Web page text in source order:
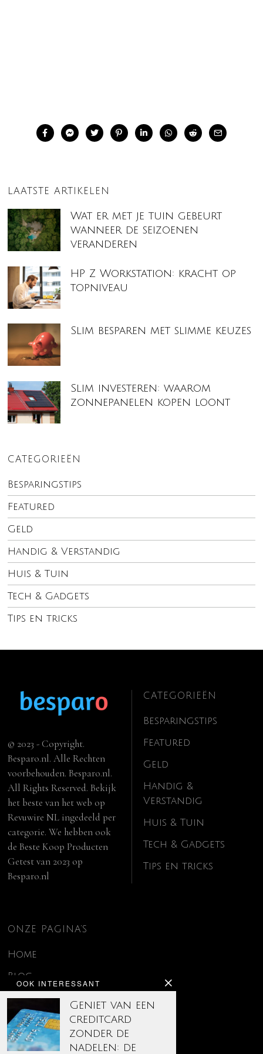
LAATSTE ARTIKELEN
Wat er met je tuin gebeurt
wanneer de seizoenen
veranderen
HP Z Workstation: kracht op
topniveau
Slim besparen met slimme keuzes
Slim investeren: waarom
zonnepanelen kopen loont
CATEGORIEËN
Besparingstips
Featured
Geld
Handig & Verstandig
Huis & Tuin
Tech & Gadgets
Tips en tricks
OOK INTERESSANT
Geniet van een
creditcard
zonder de
nadelen: de
© 2023 - Copyright.
Besparo.nl. Alle Rechten
voorbehouden. Besparo.nl.
All Rights Reserved. Bekijk
het beste van het web op
Revuwire NL ingedeeld per
categorie. We hebben ook
deBeste Koop Producten
Getest van 2023 op
Besparo.nl
CATEGORIEËN
Besparingstips
Featured
Geld
Handig &
Verstandig
Huis & Tuin
Tech & Gadgets
Tips en tricks
ONZE PAGINA’S
Home
Blog
Contact
Disclaimer
Over ons